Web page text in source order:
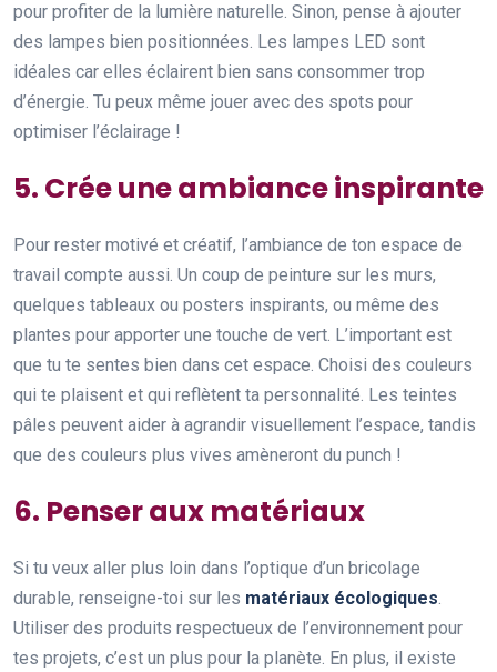
pour profiter de la lumière naturelle. Sinon, pense à ajouter
des lampes bien positionnées. Les lampes LED sont
idéales car elles éclairent bien sans consommer trop
d’énergie. Tu peux même jouer avec des spots pour
optimiser l’éclairage !
5. Crée une ambiance inspirante
Pour rester motivé et créatif, l’ambiance de ton espace de
travail compte aussi. Un coup de peinture sur les murs,
quelques tableaux ou posters inspirants, ou même des
plantes pour apporter une touche de vert. L’important est
que tu te sentes bien dans cet espace. Choisi des couleurs
qui te plaisent et qui reflètent ta personnalité. Les teintes
pâles peuvent aider à agrandir visuellement l’espace, tandis
que des couleurs plus vives amèneront du punch !
6. Penser aux matériaux
Si tu veux aller plus loin dans l’optique d’un bricolage
durable, renseigne-toi sur les matériaux écologiques.
Utiliser des produits respectueux de l’environnement pour
tes projets, c’est un plus pour la planète. En plus, il existe